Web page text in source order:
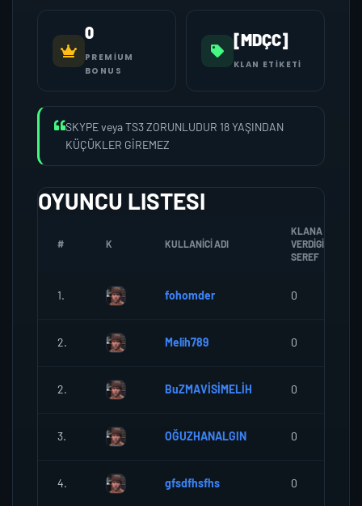
0
PREMIUM
BONUS
[MDÇC]
KLAN ETIKETI
SKYPE veya TS3 ZORUNLUDUR 18 YAŞINDAN
KÜÇÜKLER GİREMEZ
OYUNCU LISTESI
# K KULLANICI ADI
KLANA
VERDIGI
SEREF
1. fohomder 0
2. Melih789 0
2. BuZMAVİSİMELİH 0
3. OĞUZHANALGIN 0
4. gfsdfhsfhs 0